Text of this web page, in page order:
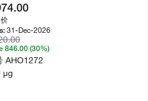
31-Dec-2026
846.00 (30%)
AHO1272
µg